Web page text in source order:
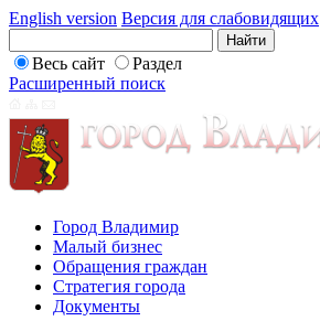
English version Версия для слабовидящих
Весь сайт
Раздел
Расширенный поиск
Город Владимир
Малый бизнес
Обращения граждан
Стратегия города
Документы